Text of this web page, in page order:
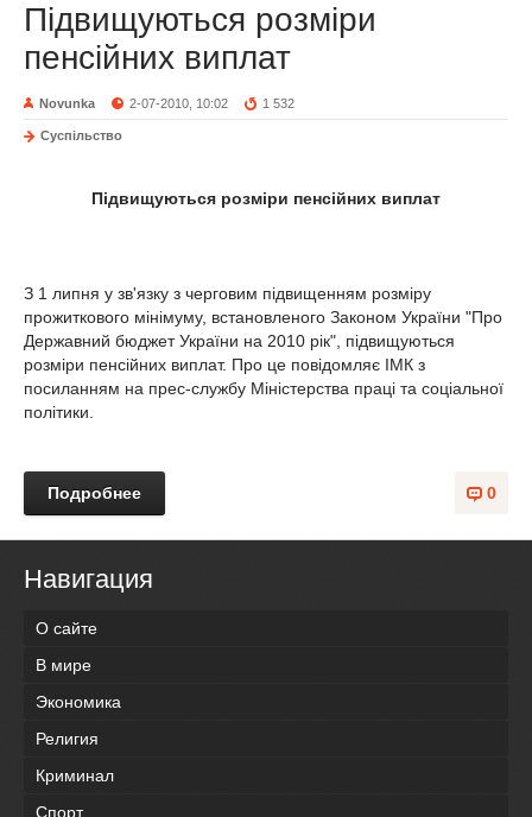
Підвищуються розміри
пенсійних виплат
Novunka 2-07-2010, 10:02 1 532
Суспільство
Підвищуються розміри пенсійних виплат
З 1 липня у зв'язку з черговим підвищенням розміру
прожиткового мінімуму, встановленого Законом України "Про
Державний бюджет України на 2010 рік", підвищуються
розміри пенсійних виплат. Про це повідомляє ІМК з
посиланням на прес-службу Міністерства праці та соціальної
політики.
0
Подробнее
Навигация
О сайте
В мире
Экономика
Религия
Криминал
Спорт